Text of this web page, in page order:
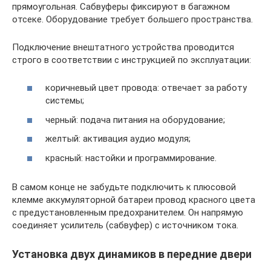
прямоугольная. Сабвуферы фиксируют в багажном
отсеке. Оборудование требует большего пространства.
Подключение внештатного устройства проводится
строго в соответствии с инструкцией по эксплуатации:
коричневый цвет провода: отвечает за работу
системы;
черный: подача питания на оборудование;
желтый: активация аудио модуля;
красный: настойки и программирование.
В самом конце не забудьте подключить к плюсовой
клемме аккумуляторной батареи провод красного цвета
с предустановленным предохранителем. Он напрямую
соединяет усилитель (сабвуфер) с источником тока.
Установка двух динамиков в передние двери